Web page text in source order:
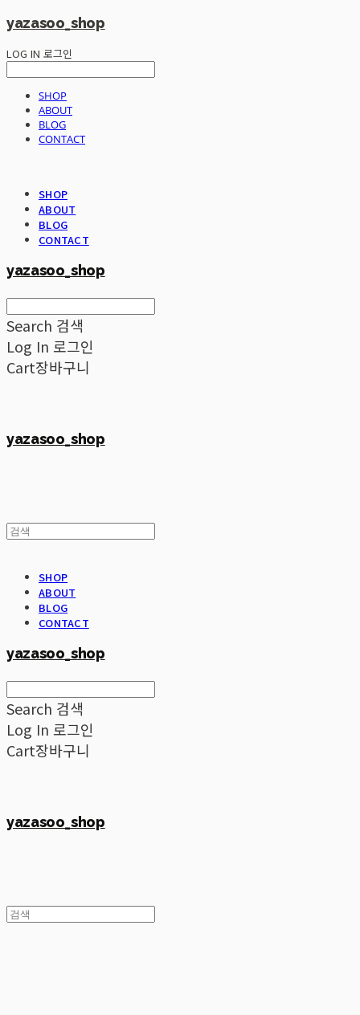
yazasoo_shop
LOG IN 로그인
SHOP
ABOUT
BLOG
CONTACT
SHOP
ABOUT
BLOG
CONTACT
yazasoo_shop
Search 검색
Log In 로그인
Cart장바구니
yazasoo_shop
SHOP
ABOUT
BLOG
CONTACT
yazasoo_shop
Search 검색
Log In 로그인
Cart장바구니
yazasoo_shop